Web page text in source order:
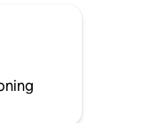
Voor
we